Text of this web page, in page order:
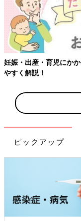
妊娠・出産・育児にか
やすく解説！
ピックアップ